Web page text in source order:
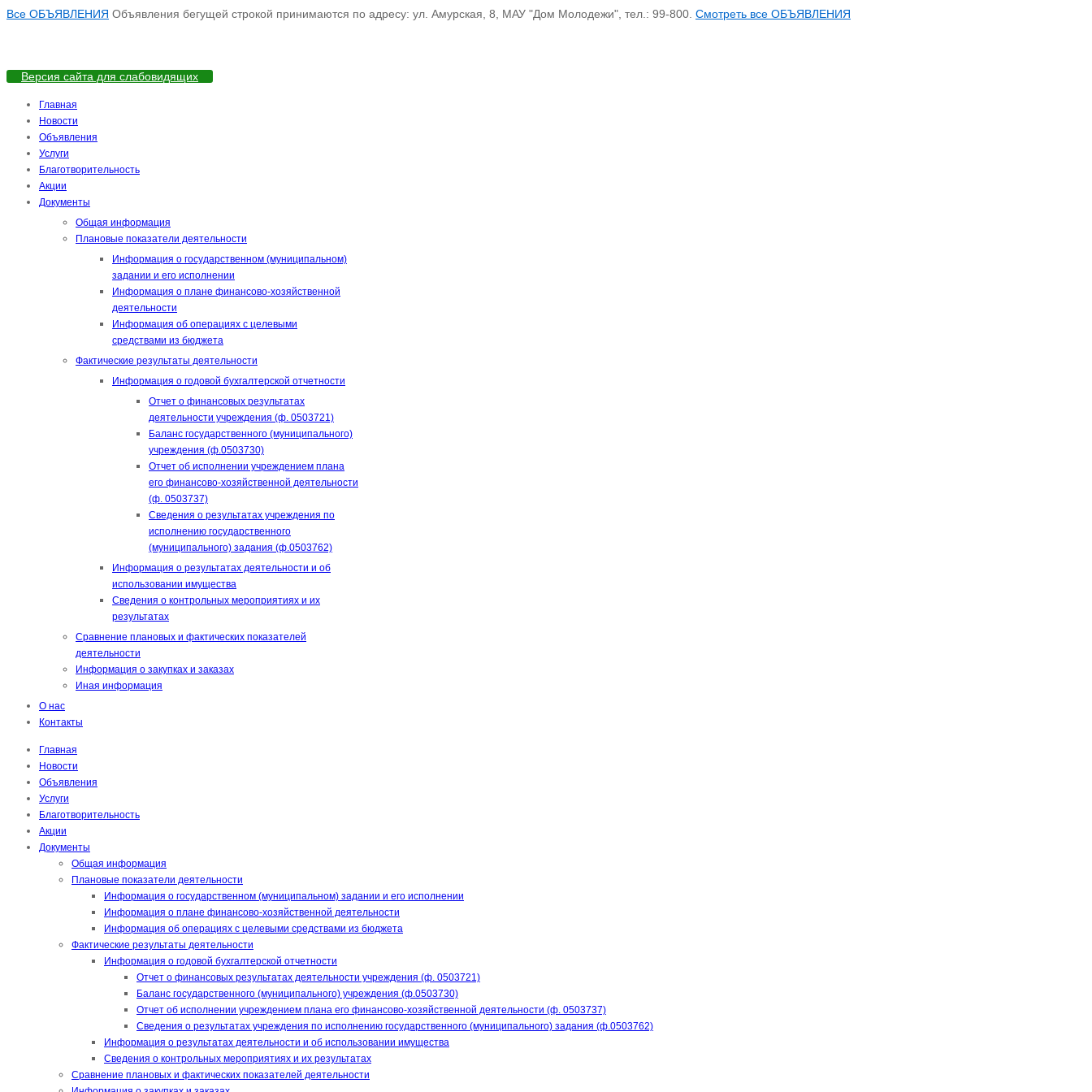
Все ОБЪЯВЛЕНИЯ Объявления бегущей строкой принимаются по адресу: ул. Амурская, 8, МАУ "Дом Молодежи", тел.: 99-800. Смотреть все ОБЪЯВЛЕНИЯ
Версия сайта для слабовидящих
Главная
Новости
Объявления
Услуги
Благотворительность
Акции
Документы
Общая информация
Плановые показатели деятельности
Информация о государственном (муниципальном)
задании и его исполнении
Информация о плане финансово-хозяйственной
деятельности
Информация об операциях с целевыми
средствами из бюджета
Фактические результаты деятельности
Информация о годовой бухгалтерской отчетности
Отчет о финансовых результатах
деятельности учреждения (ф. 0503721)
Баланс государственного (муниципального)
учреждения (ф.0503730)
Отчет об исполнении учреждением плана
его финансово-хозяйственной деятельности
(ф. 0503737)
Сведения о результатах учреждения по
исполнению государственного
(муниципального) задания (ф.0503762)
Информация о результатах деятельности и об
использовании имущества
Сведения о контрольных мероприятиях и их
результатах
Сравнение плановых и фактических показателей
деятельности
Информация о закупках и заказах
Иная информация
О нас
Контакты
Главная
Новости
Объявления
Услуги
Благотворительность
Акции
Документы
Общая информация
Плановые показатели деятельности
Информация о государственном (муниципальном) задании и его исполнении
Информация о плане финансово-хозяйственной деятельности
Информация об операциях с целевыми средствами из бюджета
Фактические результаты деятельности
Информация о годовой бухгалтерской отчетности
Отчет о финансовых результатах деятельности учреждения (ф. 0503721)
Баланс государственного (муниципального) учреждения (ф.0503730)
Отчет об исполнении учреждением плана его финансово-хозяйственной деятельности (ф. 0503737)
Сведения о результатах учреждения по исполнению государственного (муниципального) задания (ф.0503762)
Информация о результатах деятельности и об использовании имущества
Сведения о контрольных мероприятиях и их результатах
Сравнение плановых и фактических показателей деятельности